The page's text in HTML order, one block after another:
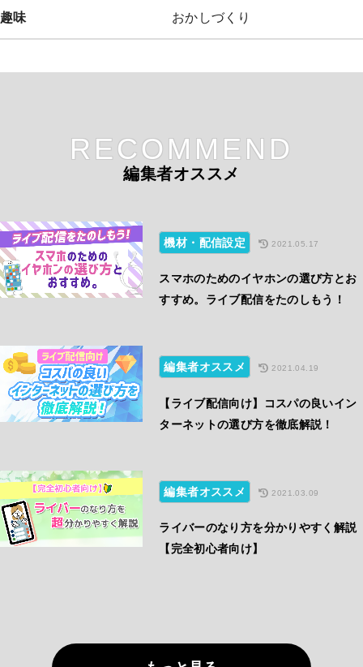
趣味 おかしづくり
RECOMMEND
編集者オススメ
機材・配信設定 2021.05.17
スマホのためのイヤホンの選び方とお
すすめ。ライブ配信をたのしもう！
編集者オススメ 2021.04.19
【ライブ配信向け】コスパの良いイン
ターネットの選び方を徹底解説！
編集者オススメ 2021.03.09
ライバーのなり方を分かりやすく解説
【完全初心者向け】